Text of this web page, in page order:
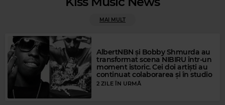
Magic Gold
MAI MULT
AlbertNBN și Bobby Shmurda au
transformat scena NIBIRU într-un
moment istoric. Cei doi artiști au
continuat colaborarea și în studio
2 ZILE ÎN URMĂ